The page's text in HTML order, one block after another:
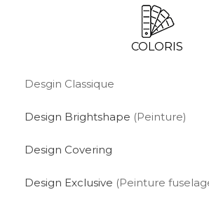
COLORIS
Desgin Classique
Design Brightshape (Peinture)
Design Covering
Design Exclusive (Peinture